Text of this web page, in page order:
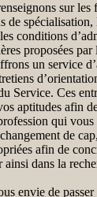
sur les
de spécialisation,
conditions
proposées
un service
Service. Ces
aptitudes afin
qui
de
afin de
ainsi dans la
envie de